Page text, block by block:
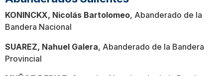
KONINCKX, Nicolás Bartolomeo, Abanderado de la
Bandera Nacional
SUAREZ, Nahuel Galera, Abanderado de la Bandera
Provincial